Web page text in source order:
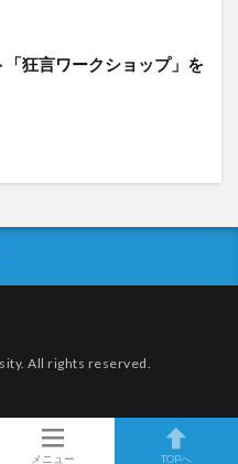
狂言ワークショップ」を
All rights reserved.
メニュー TOPへ